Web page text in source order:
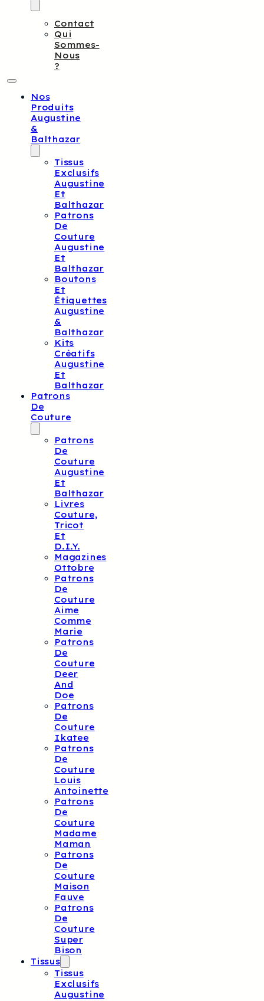
Contact
Qui
Sommes-
Nous
?
Nos
Produits
Augustine
&
Balthazar
Tissus
Exclusifs
Augustine
Et
Balthazar
Patrons
De
Couture
Augustine
Et
Balthazar
Boutons
Et
Étiquettes
Augustine
&
Balthazar
Kits
Créatifs
Augustine
Et
Balthazar
Patrons
De
Couture
Patrons
De
Couture
Augustine
Et
Balthazar
Livres
Couture,
Tricot
Et
D.I.Y.
Magazines
Ottobre
Patrons
De
Couture
Aime
Comme
Marie
Patrons
De
Couture
Deer
And
Doe
Patrons
De
Couture
Ikatee
Patrons
De
Couture
Louis
Antoinette
Patrons
De
Couture
Madame
Maman
Patrons
De
Couture
Maison
Fauve
Patrons
De
Couture
Super
Bison
Tissus
Tissus
Exclusifs
Augustine